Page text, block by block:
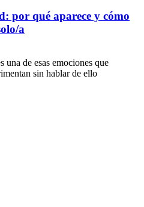
por qué aparece y cómo
a
una de esas emociones que
sin hablar de ello